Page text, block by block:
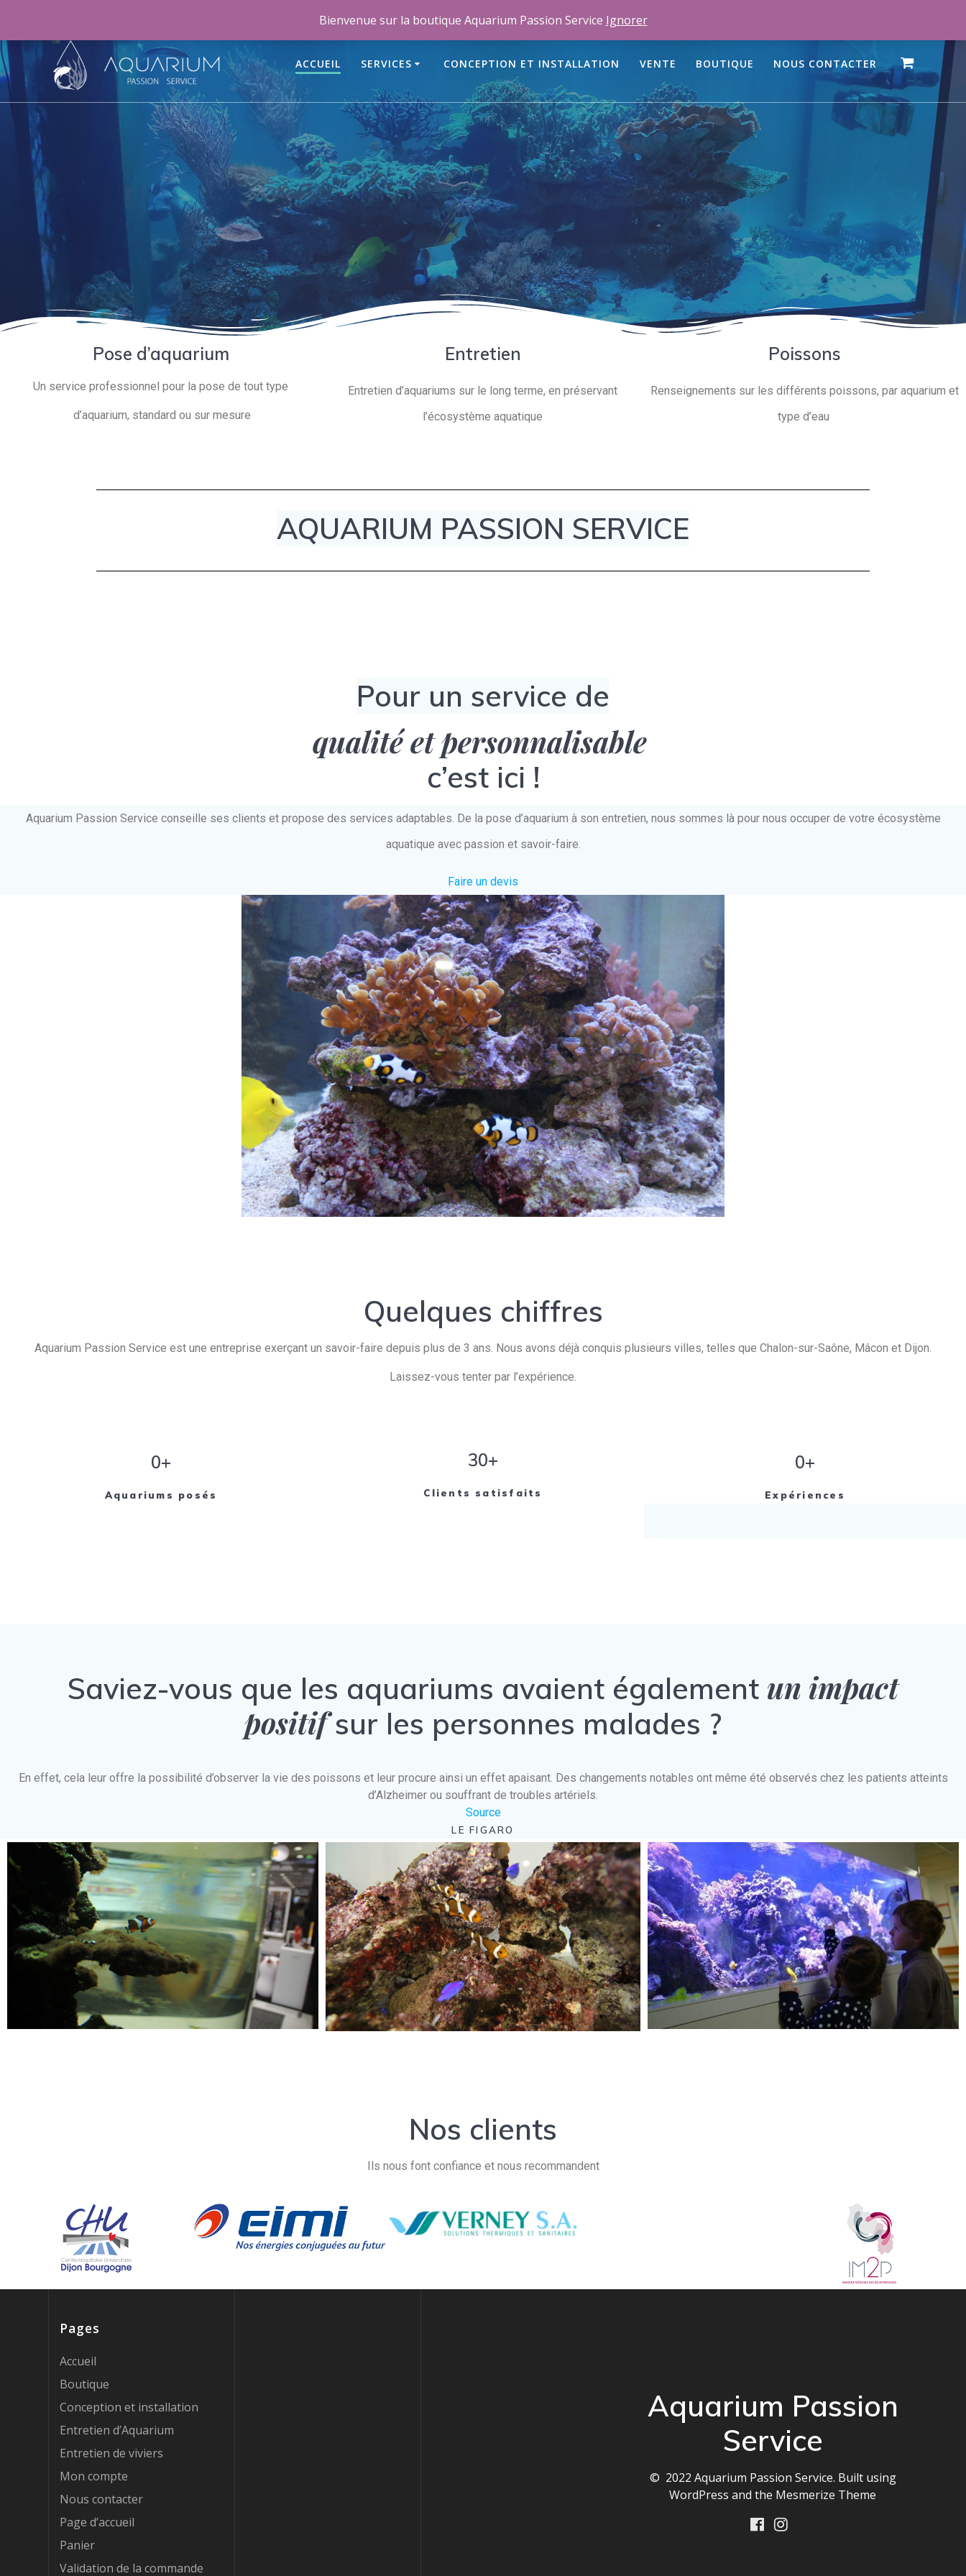
aquariumpassionservice@gmail.com
ACCUEIL SERVICES CONCEPTION ET INSTALLATION VENTE BOUTIQUE NOUS CONTACTER
Pose d’aquarium
Un service professionnel pour la pose de tout type
d’aquarium, standard ou sur mesure
Entretien
Entretien d’aquariums sur le long terme, en préservant
l’écosystème aquatique
Poissons
Renseignements sur les différents poissons, par aquarium et
type d’eau
AQUARIUM PASSION SERVICE
Pour un service de
qualité et personnalisable
c’est ici !
Aquarium Passion Service conseille ses clients et propose des services adaptables. De la pose d’aquarium à son entretien, nous sommes là pour nous occuper de votre écosystème
aquatique avec passion et savoir-faire.
Faire un devis
Quelques chiffres
Aquarium Passion Service est une entreprise exerçant un savoir-faire depuis plus de 3 ans. Nous avons déjà conquis plusieurs villes, telles que Chalon-sur-Saône, Mâcon et Dijon.
Laissez-vous tenter par l’expérience.
0+
Aquariums posés
30+
Clients satisfaits
0+
Expériences
Saviez-vous que les aquariums avaient également un impact
positifsur les personnes malades ?
En effet, cela leur offre la possibilité d’observer la vie des poissons et leur procure ainsi un effet apaisant. Des changements notables ont même été observés chez les patients atteints
d’Alzheimer ou souffrant de troubles artériels.
Source
LE FIGARO
Nos clients
Ils nous font confiance et nous recommandent
Pages
Accueil
Boutique
Conception et installation
Entretien d’Aquarium
Entretien de viviers
Mon compte
Nous contacter
Page d’accueil
Panier
Validation de la commande
Aquarium Passion
Service
© 2022 Aquarium Passion Service. Built using
WordPress and the Mesmerize Theme
Bienvenue sur la boutique Aquarium Passion Service Ignorer